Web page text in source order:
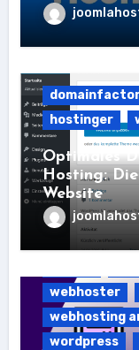
hostinger
Optimales
Hosting:
Website
webhoster
webhosting
wordpress